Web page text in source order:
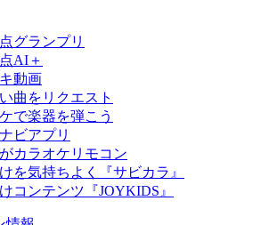
グランプリ
AI＋
動画
曲をリクエスト
で楽器を弾こう
ビアプリ
カラオケリモコン
を気持ちよく『サビカラ』
コンテンツ『JOYKIDS』